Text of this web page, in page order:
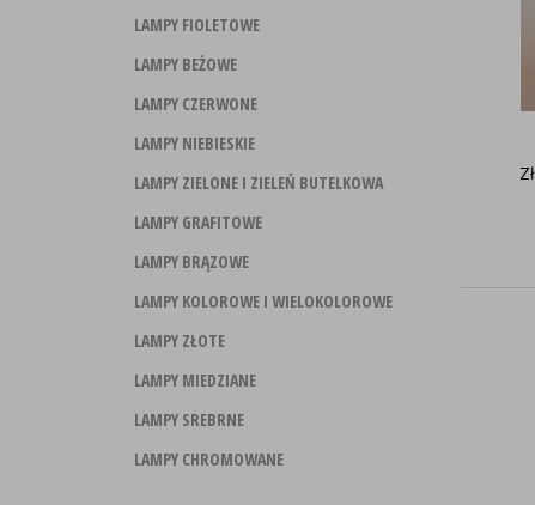
LAMPY FIOLETOWE
LAMPY BEŻOWE
LAMPY CZERWONE
LAMPY NIEBIESKIE
LAMPY ZIELONE I ZIELEŃ BUTELKOWA
LAMPY GRAFITOWE
LAMPY BRĄZOWE
LAMPY KOLOROWE I WIELOKOLOROWE
LAMPY ZŁOTE
LAMPY MIEDZIANE
LAMPY SREBRNE
LAMPY CHROMOWANE